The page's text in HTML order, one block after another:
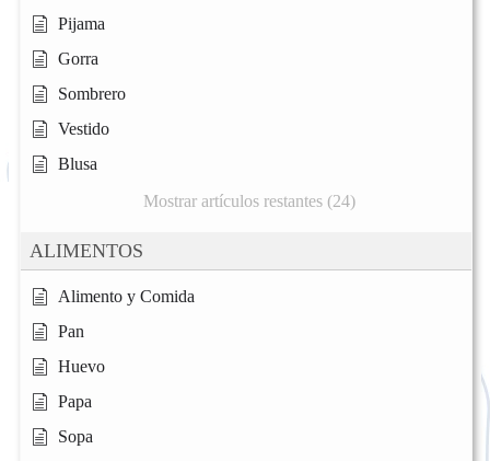
Pijama
Gorra
Sombrero
Vestido
Blusa
Mostrar artículos restantes (24)
ALIMENTOS
Alimento y Comida
Pan
Huevo
Papa
Sopa